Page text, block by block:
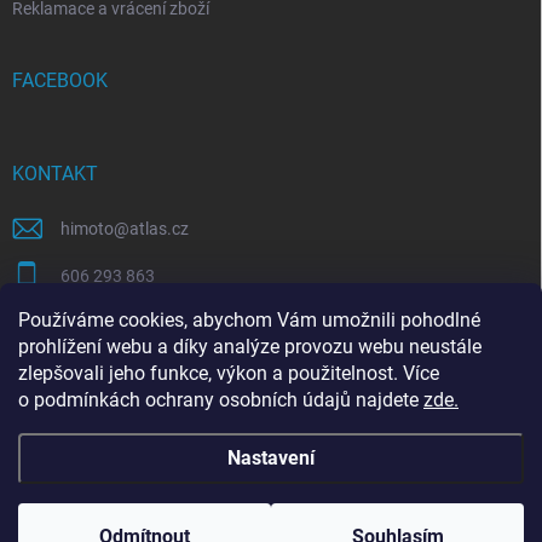
Používáme cookies, abychom Vám umožnili pohodlné
prohlížení webu a díky analýze provozu webu neustále
zlepšovali jeho funkce, výkon a použitelnost. Více
o podmínkách ochrany osobních údajů najdete zde.
Nastavení
Odmítnout Souhlasím
Reklamace a vrácení zboží
FACEBOOK
KONTAKT
himoto@atlas.cz
606 293 863
https://www.facebook.com/himotocz
SEO specialista | optimalizace Eshopu | Shoptet
Copyright 2026Himoto.cz. Všechna práva vyhrazena.Upravit nastavení